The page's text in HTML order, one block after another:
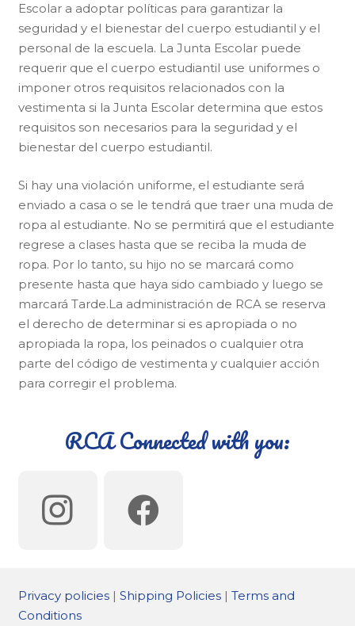
Escolar a adoptar políticas para garantizar la
seguridad y el bienestar del cuerpo estudiantil y el
personal de la escuela. La Junta Escolar puede
requerir que el cuerpo estudiantil use uniformes o
imponer otros requisitos relacionados con la
vestimenta si la Junta Escolar determina que estos
requisitos son necesarios para la seguridad y el
bienestar del cuerpo estudiantil.
Si hay una violación uniforme, el estudiante será
enviado a casa o se le tendrá que traer una muda de
ropa al estudiante. No se permitirá que el estudiante
regrese a clases hasta que se reciba la muda de
ropa. Por lo tanto, su hijo no se marcará como
presente hasta que haya sido cambiado y luego se
marcará Tarde.La administración de RCA se reserva
el derecho de determinar si es apropiada o no
apropiada la ropa, los peinados o cualquier otra
parte del código de vestimenta y cualquier acción
para corregir el problema.
RCA Connected with you:
Privacy policies| Shipping Policies| Terms and
Conditions